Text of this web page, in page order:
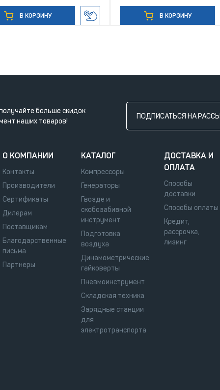
В КОРЗИНУ В КОРЗИНУ
больше скидок
наших товаров!
ПОДПИСАТЬСЯ НА
О КОМПАНИИ
Контакты
Производители
Сертификаты
Дилерам
Поставщикам
Благодарственные
письма
Партнеры
КАТАЛОГ
Компрессоры
Генераторы
Гвозде и
скобозабивной
инструмент
Подготовка
воздуха
Динамометрические
гайковерты
Пневмоинструмент
Складская техника
Зарядные станции
для
электротранспорта
ДОСТАВКА И
ОПЛАТА
Способы
доставки
Способы оплаты
Кредит,
рассрочка,
лизинг